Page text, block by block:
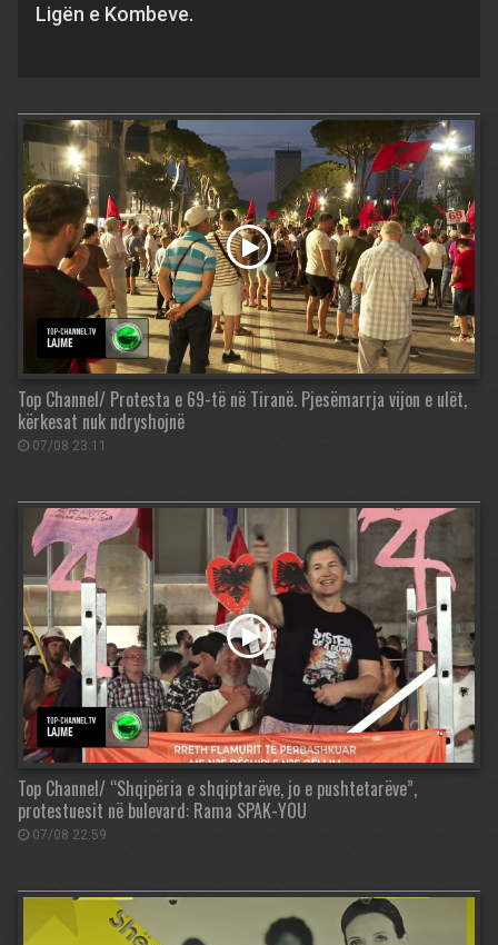
Ligën e Kombeve.
Top Channel/ Protesta e 69-të në Tiranë. Pjesëmarrja vijon e ulët,
kërkesat nuk ndryshojnë
07/08 23:11
Top Channel/ “Shqipëria e shqiptarëve, jo e pushtetarëve”,
protestuesit në bulevard: Rama SPAK-YOU
07/08 22:59